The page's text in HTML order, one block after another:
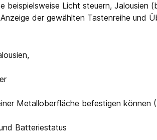
beispielsweise Licht steuern,
der gewählten Tastenreihe und
Metalloberfläche befestigen können
Batteriestatus